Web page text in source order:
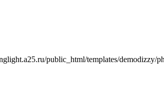
public_html/templates/demodizzy/